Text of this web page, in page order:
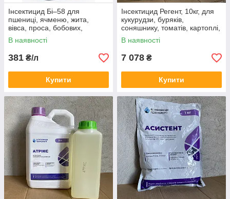
Інсектицид Бі–58 для
пшениці, ячменю, жита,
вівса, проса, бобових,
буряків, овочевих культур,
картоплі
В наявності
381 ₴/л
Купити
Інсектицид Регент, 10кг, для
кукурудзи, буряків,
соняшнику, томатів, картоплі,
хмелю (Фіпроніл 20 г/кг)
В наявності
7 078 ₴
Купити